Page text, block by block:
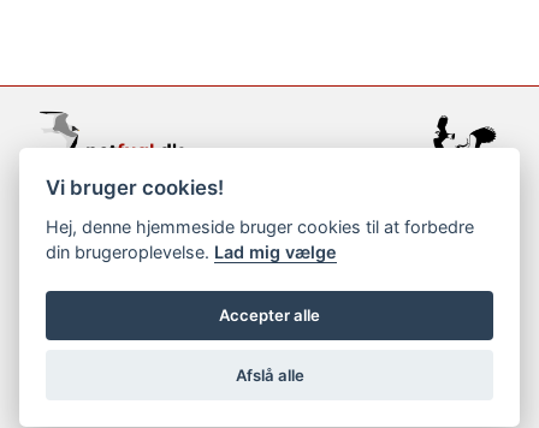
support@netfugl.dk
copyright © 2002-2023
Vi bruger cookies!
Hej, denne hjemmeside bruger cookies til at forbedre
din brugeroplevelse. Lad mig vælge
Accepter alle
Afslå alle